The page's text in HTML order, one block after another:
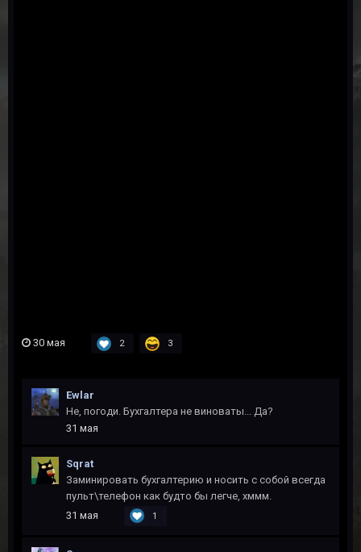
30 мая 2 3
Ewlar
Не, погоди. Бухгалтера не виноваты... Да?
31 мая
Sqrat
Заминировать бухгалтерию и носить с собой всегда
пульт\телефон как будто бы легче, хммм.
31 мая
1